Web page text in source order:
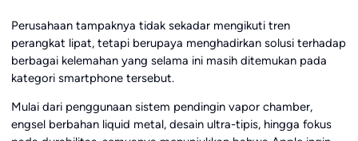
Perusahaan tampaknya tidak sekadar mengikuti tren
perangkat lipat, tetapi berupaya menghadirkan solusi terhadap
berbagai kelemahan yang selama ini masih ditemukan pada
kategori smartphone tersebut.
Mulai dari penggunaan sistem pendingin vapor chamber,
engsel berbahan liquid metal, desain ultra-tipis, hingga fokus